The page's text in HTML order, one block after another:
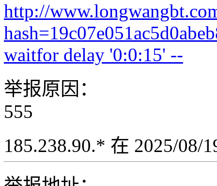
http://
waitfor delay '0:0:15' --
举报原因：
555
185.238.90.* 在 2025/08/